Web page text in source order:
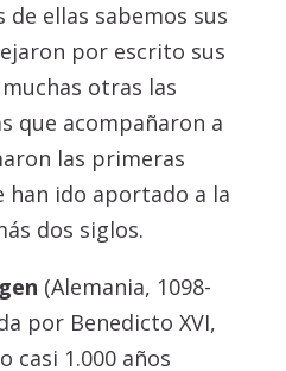
de ellas sabemos sus
por escrito sus
otras las
que acompañaron a
las primeras
han ido aportado a la
dos siglos.
(Alemania, 1098-
por Benedicto XVI,
casi 1.000 años